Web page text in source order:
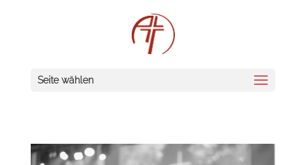
Seite wählen